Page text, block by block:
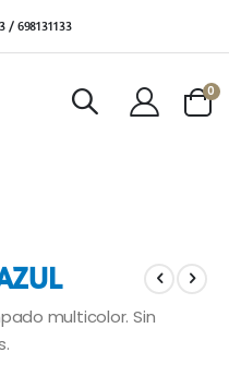
/ 698131133
Cart
0
multicolor. Sin